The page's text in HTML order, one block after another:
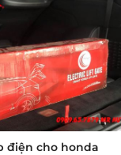
điện cho honda